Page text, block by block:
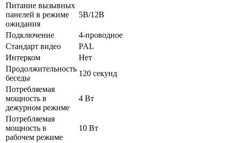
Питание вызывных
панелей в режиме
ожидания
5В/12В
Подключение
4-проводное
Стандарт видео
PAL
Интерком
Нет
Продолжительность
беседы
120 секунд
Потребляемая
мощность в
дежурном режиме
4 Вт
Потребляемая
мощность в
рабочем режиме
10 Вт